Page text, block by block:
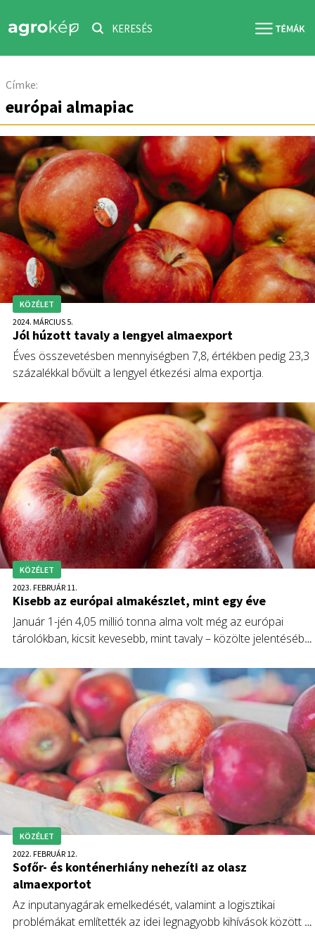
KERESÉS
Címke:
európai almapiac
KÖZÉLET
2024. MÁRCIUS 5.
Jól húzott tavaly a lengyel almaexport
Éves összevetésben mennyiségben 7,8, értékben pedig 23,3
százalékkal bővült a lengyel étkezési alma exportja.
KÖZÉLET
2023. FEBRUÁR 11.
Kisebb az európai almakészlet, mint egy éve
Január 1-jén 4,05 millió tonna alma volt még az európai
tárolókban, kicsit kevesebb, mint tavaly – közölte
Világszövetség).
KÖZÉLET
2022. FEBRUÁR 12.
Sofőr- és konténerhiány nehezíti az olasz
almaexportot
Az inputanyagárak emelkedését, valamint a logisztikai
problémákat említették az idei legnagyobb kihívások között